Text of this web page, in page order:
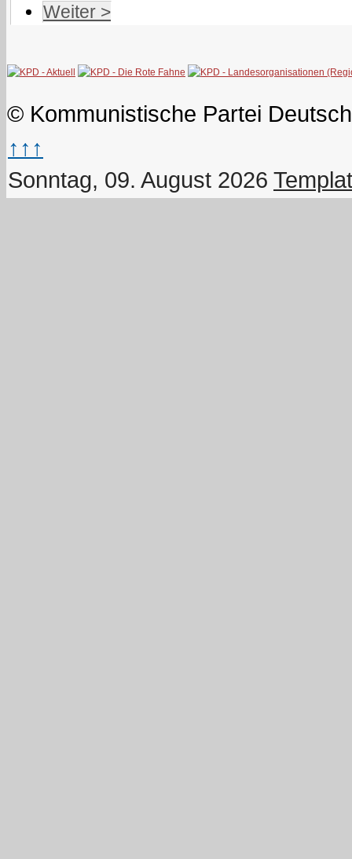
Weiter >
© Kommunistische Partei
↑↑↑
Sonntag, 09. August 2026